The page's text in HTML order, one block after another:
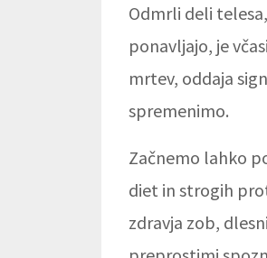
Odmrli deli
ponavljajo, je
mrtev, oddaja
spremenimo.
Začnemo lahko
diet in strogih
zdravja zob,